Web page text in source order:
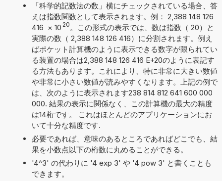
「科学的記数法の数」横にチェックされている場合、答
えは指数関数として表示されます。例： 2,388 148 126
416 × 10 20 。この形式の表示では、数は指数（ 20）と
実際の数（ 2,388 148 126 416）に分割されます。例え
ばポケット計算機のように表示できる数字が限られてい
る装置の場合は2,388 148 126 416 E+20のように表記す
る方法もあります。これにより、特に非常に大きい数値
や非常に小さい数値が読みやすくなります。上記の例で
は、次のように表示されます238 814 812 641 600 000
000. 結果の表示に関係なく、この計算機の最大の精度
は14桁です。 これはほとんどのアプリケーションにお
いて十分な精度です.
必要であれば、意味のあるところであればどこでも、結
果を小数点以下の桁数に丸めることができる。
'4^3' の代わりに '4 exp 3' や '4 pow 3' と書くことも
できます。